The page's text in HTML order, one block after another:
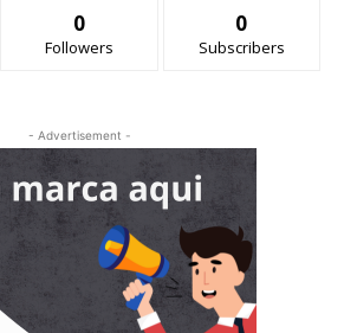
0
Followers
0
Subscribers
- Advertisement -